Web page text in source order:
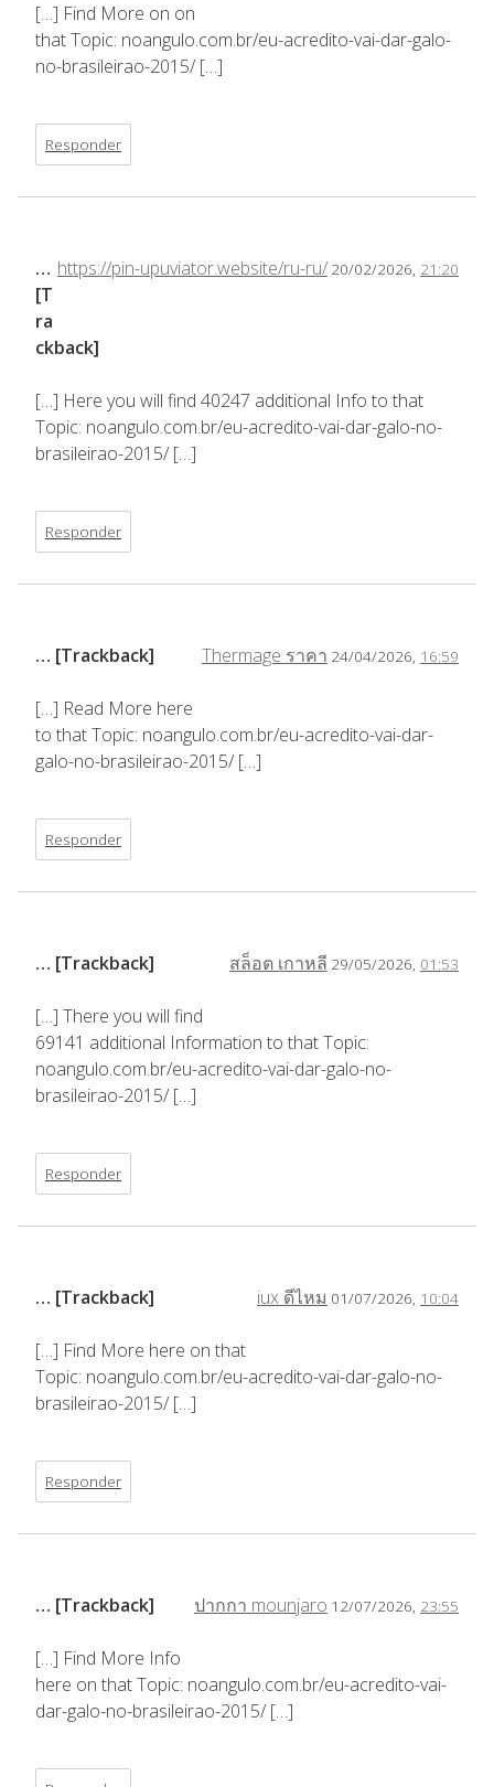
[…] Find More on on
that Topic: noangulo.com.br/eu-acredito-vai-dar-galo-
no-brasileirao-2015/ […]
Responder
https://pin-upuviator.website/ru-ru/ 20/02/2026, 21:20
…
[T
ra
ckback]
[…] Here you will find 40247 additional Info to that
Topic: noangulo.com.br/eu-acredito-vai-dar-galo-no-
brasileirao-2015/ […]
Responder
Thermage ราคา 24/04/2026, 16:59
… [Trackback]
[…] Read More here
to that Topic: noangulo.com.br/eu-acredito-vai-dar-
galo-no-brasileirao-2015/ […]
Responder
สล็อต เกาหลี 29/05/2026, 01:53
… [Trackback]
[…] There you will find
69141 additional Information to that Topic:
noangulo.com.br/eu-acredito-vai-dar-galo-no-
brasileirao-2015/ […]
Responder
iux ดีไหม 01/07/2026, 10:04
… [Trackback]
[…] Find More here on that
Topic: noangulo.com.br/eu-acredito-vai-dar-galo-no-
brasileirao-2015/ […]
Responder
ปากกา mounjaro 12/07/2026, 23:55
… [Trackback]
[…] Find More Info
here on that Topic: noangulo.com.br/eu-acredito-vai-
dar-galo-no-brasileirao-2015/ […]